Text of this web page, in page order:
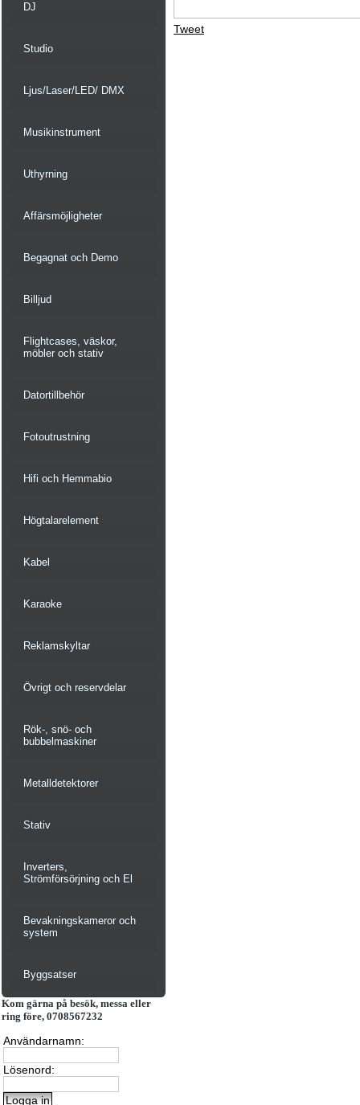
DJ
Studio
Ljus/Laser/LED/ DMX
Musikinstrument
Uthyrning
Affärsmöjligheter
Begagnat och Demo
Billjud
Flightcases, väskor,
möbler och stativ
Datortillbehör
Fotoutrustning
Hifi och Hemmabio
Högtalarelement
Kabel
Karaoke
Reklamskyltar
Övrigt och reservdelar
Rök-, snö- och
bubbelmaskiner
Metalldetektorer
Stativ
Inverters,
Strömförsörjning och El
Bevakningskameror och
system
Byggsatser
Kom gärna på besök, messa eller
ring före, 0708567232
Användarnamn:
Lösenord:
Tweet